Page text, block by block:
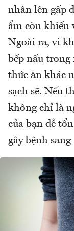
nhân lên gấp
ẩm còn khiến
Ngoài ra, vi
bếp nấu trong
thức ăn khác
sạch sẽ. Nếu
không chỉ là
của bạn dễ
gây bệnh